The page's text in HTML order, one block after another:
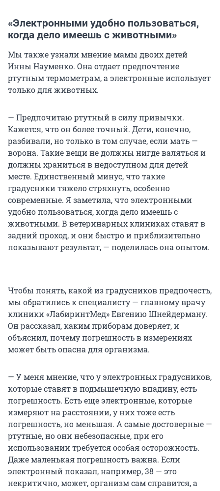
«Электронными удобно пользоваться,
когда дело имеешь с животными»
Мы также узнали мнение мамы двоих детей
Инны Науменко. Она отдает предпочтение
ртутным термометрам, а электронные использует
только для животных.
— Предпочитаю ртутный в силу привычки.
Кажется, что он более точный. Дети, конечно,
разбивали, но только в том случае, если мать —
ворона. Такие вещи не должны нигде валяться и
должны храниться в недоступном для детей
месте. Единственный минус, что такие
градусники тяжело стряхнуть, особенно
современные. Я заметила, что электронными
удобно пользоваться, когда дело имеешь с
животными. В ветеринарных клиниках ставят в
задний проход, и они быстро и приблизительно
показывают результат, — поделилась она опытом.
Чтобы понять, какой из градусников предпочесть,
мы обратились к специалисту — главному врачу
клиники «ЛабиринтМед» Евгению Шнейдерману.
Он рассказал, каким приборам доверяет, и
объяснил, почему погрешность в измерениях
может быть опасна для организма.
— У меня мнение, что у электронных градусников,
которые ставят в подмышечную впадину, есть
погрешность. Есть еще электронные, которые
измеряют на расстоянии, у них тоже есть
погрешность, но меньшая. А самые достоверные —
ртутные, но они небезопасные, при его
использовании требуется особая осторожность.
Даже маленькая погрешность важна. Если
электронный показал, например, 38 — это
некритично, может, организм сам справится, а